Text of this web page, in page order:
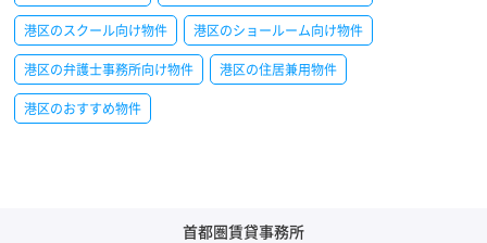
港区のスクール向け物件 港区のショールーム向け物件
港区の弁護士事務所向け物件 港区の住居兼用物件
港区のおすすめ物件
首都圏賃貸事務所